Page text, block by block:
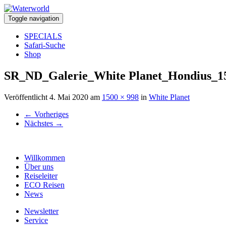
Toggle navigation
SPECIALS
Safari-Suche
Shop
SR_ND_Galerie_White
Veröffentlicht 4. Mai 2020 am 1500 × 998 in White Planet
← Vorheriges
Nächstes →
Willkommen
Über uns
Reiseleiter
ECO Reisen
News
Newsletter
Service